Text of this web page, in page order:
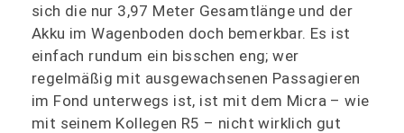
sich die nur 3,97 Meter Gesamtlänge und der
Akku im Wagenboden doch bemerkbar. Es ist
einfach rundum ein bisschen eng; wer
regelmäßig mit ausgewachsenen Passagieren
im Fond unterwegs ist, ist mit dem Micra – wie
mit seinem Kollegen R5 – nicht wirklich gut